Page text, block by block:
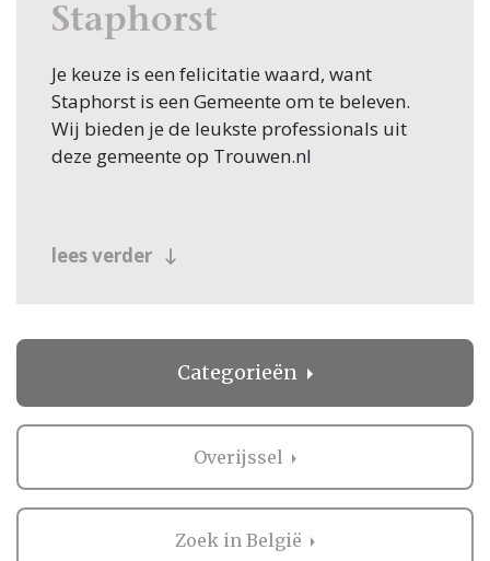
Staphorst
Je keuze is een felicitatie waard, want
Staphorst is een Gemeente om te beleven.
Wij bieden je de leukste professionals uit
deze gemeente op Trouwen.nl
lees verder
Categorieën
Overijssel
Zoek in België